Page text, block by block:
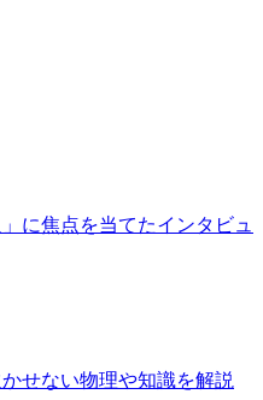
に焦点を当てたインタビュ
せない物理や知識を解説